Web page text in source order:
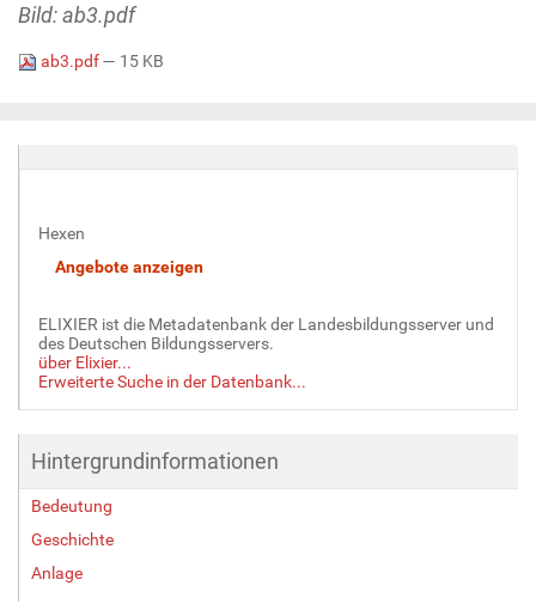
Bild: ab3.pdf
ab3.pdf— 15 KB
Hexen
ELIXIER ist die Metadatenbank der Landesbildungsserver und
des Deutschen Bildungsservers.
über Elixier...
Erweiterte Suche in der Datenbank...
Hintergrundinformationen
Bedeutung
Geschichte
Anlage